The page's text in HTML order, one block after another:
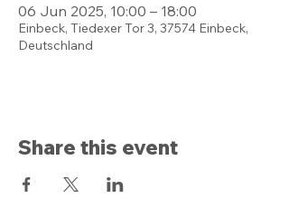
06 Jun 2025, 10:00 – 18:00
Einbeck, Tiedexer Tor 3, 37574 Einbeck,
Deutschland
Share this event